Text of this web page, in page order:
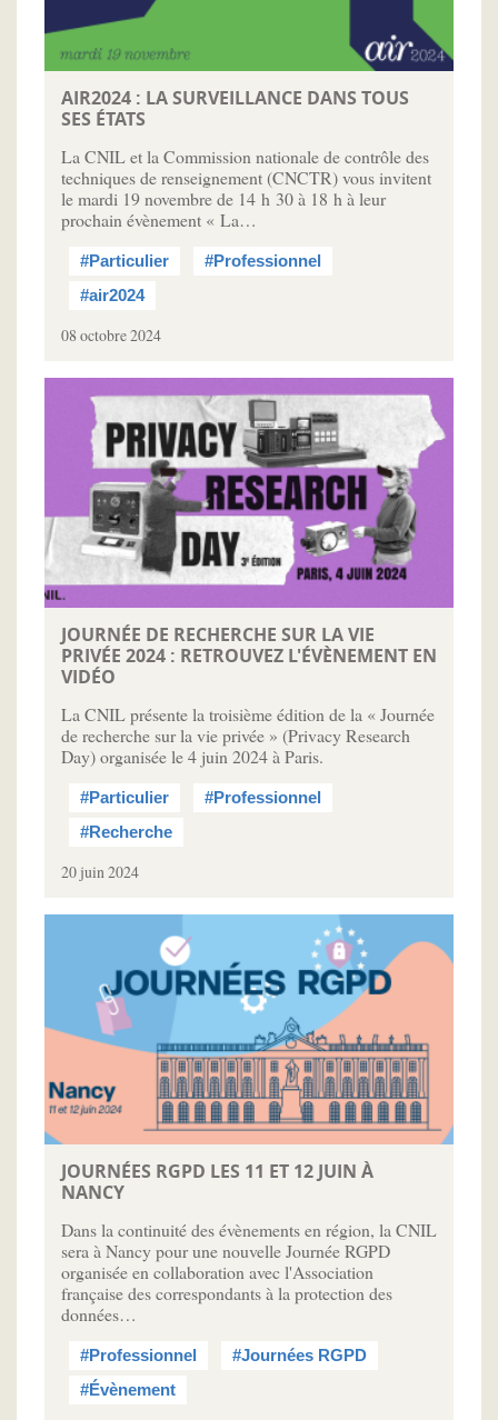
AIR2024 : LA SURVEILLANCE DANS TOUS
SES ÉTATS
La CNIL et la Commission nationale de contrôle des
techniques de renseignement (CNCTR) vous invitent
le mardi 19 novembre de 14 h 30 à 18 h à leur
prochain évènement « La…
#Particulier
#Professionnel
#air2024
08 octobre 2024
JOURNÉE DE RECHERCHE SUR LA VIE
PRIVÉE 2024 : RETROUVEZ L'ÉVÈNEMENT EN
VIDÉO
La CNIL présente la troisième édition de la « Journée
de recherche sur la vie privée » (Privacy Research
Day) organisée le 4 juin 2024 à Paris.
#Particulier
#Professionnel
#Recherche
20 juin 2024
JOURNÉES RGPD LES 11 ET 12 JUIN À
NANCY
Dans la continuité des évènements en région, la CNIL
sera à Nancy pour une nouvelle Journée RGPD
organisée en collaboration avec l'Association
française des correspondants à la protection des
données…
#Professionnel
#Journées RGPD
#Évènement